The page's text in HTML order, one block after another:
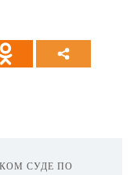
СУДЕ ПО